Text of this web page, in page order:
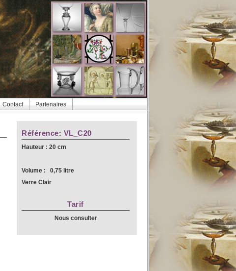
Contact Partenaires
Référence: VL_C20
Hauteur : 20 cm
Volume : 0,75 litre
Verre Clair
Tarif
Nous consulter